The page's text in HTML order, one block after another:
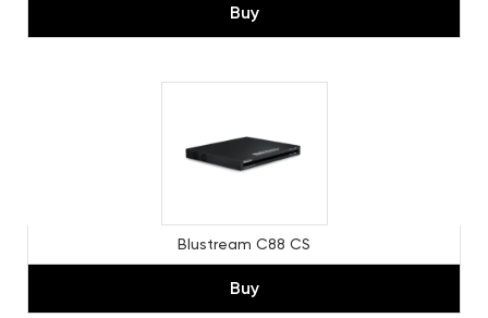
Buy
Blustream С88 CS
Buy